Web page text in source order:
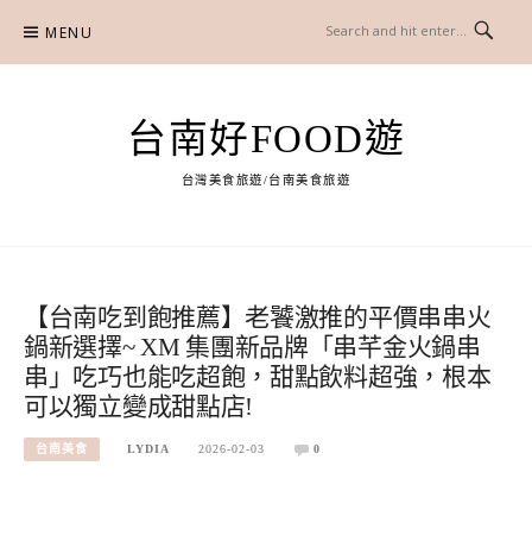
content
MENU
台南好FOOD遊
台灣美食旅遊/台南美食旅遊
【台南吃到飽推薦】老饕激推的平價串串火
鍋新選擇~ XM 集團新品牌「串芊金火鍋串
串」吃巧也能吃超飽，甜點飲料超強，根本
可以獨立變成甜點店!
台南美食 LYDIA 2026-02-03 0